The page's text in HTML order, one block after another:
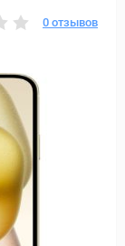
0 отзывов